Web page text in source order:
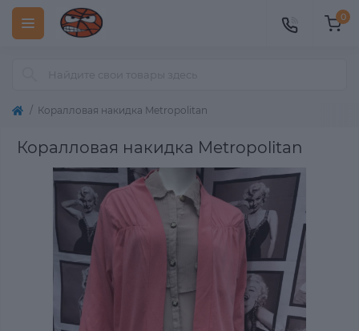
0
Коралловая накидка Metropolitan
Коралловая накидка Metropolitan